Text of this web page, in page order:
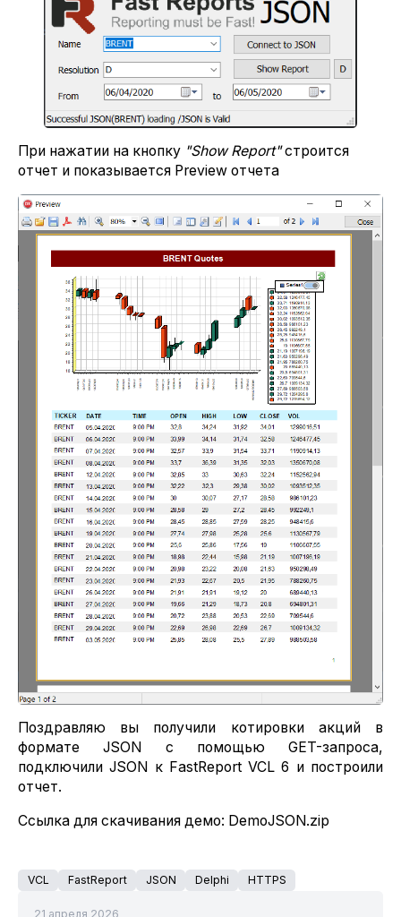
При нажатии на кнопку "Show Report"строится
отчет и показывается Preview отчета
Поздравляю вы получили котировки акций в
формате JSON с помощью GET-запроса,
подключили JSON к FastReport VCL 6 и построили
отчет.
Ссылка для скачивания демо: DemoJSON.zip
VCL FastReport JSON Delphi HTTPS
21 апреля 2026